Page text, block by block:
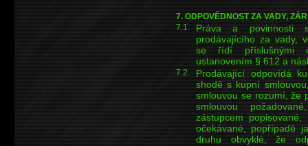
7. ODPOVĚDNOST ZA VADY,
7.1.
Práva a povinnosti
prodávajícího za vady,
se řídí příslušnými
ustanovením § 612 a
7.2.
Prodávající odpovídá
shodě s kupní
smlouvou se rozumí, že
smlouvou
zástupcem
očekávané, popřípadě
druhu obvyklé, že